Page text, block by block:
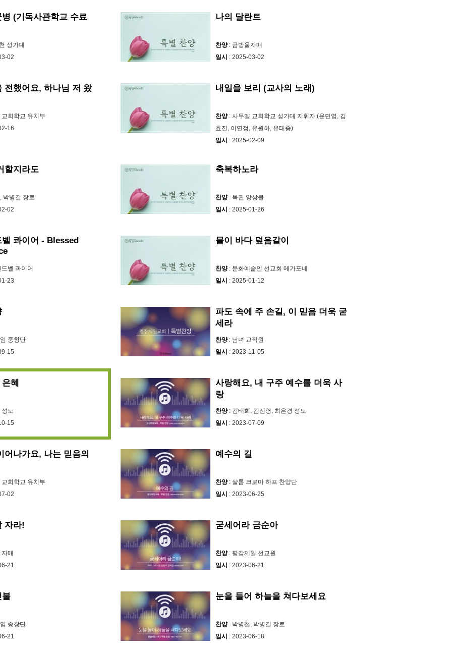
(기독사관학교 수료
성가대
02
나의 달란트
찬양: 금방울자매
일시 : 2025-03-02
전했어요, 하나님 저 왔
회학교 유치부
16
내일을 보리 (교사의 노래)
찬양: 사무엘 교회학교 성가대 지휘자 (윤민영, 김
효진, 이연정, 유원하, 유태종)
일시 : 2025-02-09
할지라도
박병길 장로
02
축복하노라
찬양: 목관 앙상블
일시 : 2025-01-26
벨 콰이어 - Blessed
벨 콰이어
23
물이 바다 덮음같이
찬양: 문화예술인 선교회 메가포네
일시 : 2025-01-12
중창단
15
파도 속에 주 손길, 이 믿음 더욱 굳
세라
찬양: 남녀 교직원
일시 : 2023-11-05
혜
도
15
사랑해요, 내 구주 예수를 더욱 사
랑
찬양: 김태희, 김신영, 최은경 성도
일시 : 2023-07-09
어나가요, 나는 믿음의
회학교 유치부
02
예수의 길
찬양: 샬롬 크로마 하프 찬양단
일시 : 2023-06-25
자라!
매
21
굳세어라 금순아
찬양: 평강제일 선교원
일시 : 2023-06-21
불
중창단
21
눈을 들어 하늘을 쳐다보세요
찬양: 박병철, 박병길 장로
일시 : 2023-06-18